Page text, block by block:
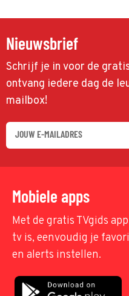
Nieuwsbrief
Schrijf je in voor de
ontvang iedere dag de
mailbox!
Mobiele apps
Met de gratis TVgids
tv is, eenvoudig je
en alerts instellen.